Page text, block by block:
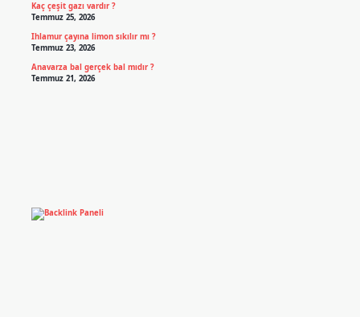
Kaç çeşit gazı vardır ?
Temmuz 25, 2026
Ihlamur çayına limon sıkılır mı ?
Temmuz 23, 2026
Anavarza bal gerçek bal mıdır ?
Temmuz 21, 2026